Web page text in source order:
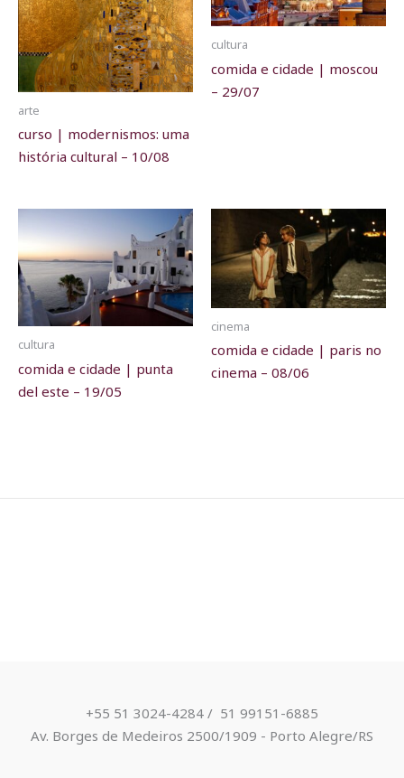
arte
curso | modernismos: uma
história cultural – 10/08
cultura
comida e cidade | moscou
– 29/07
cultura
comida e cidade | punta
del este – 19/05
cinema
comida e cidade | paris no
cinema – 08/06
+55 51 3024-4284 / ​ 51 99151-6885
Av. Borges de Medeiros 2500/1909 - Porto Alegre/RS